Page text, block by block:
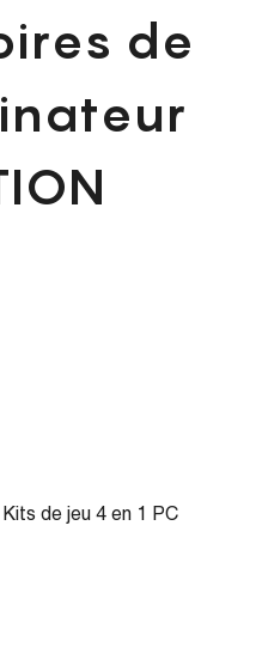
de
Kits de jeu 4 en 1 PC